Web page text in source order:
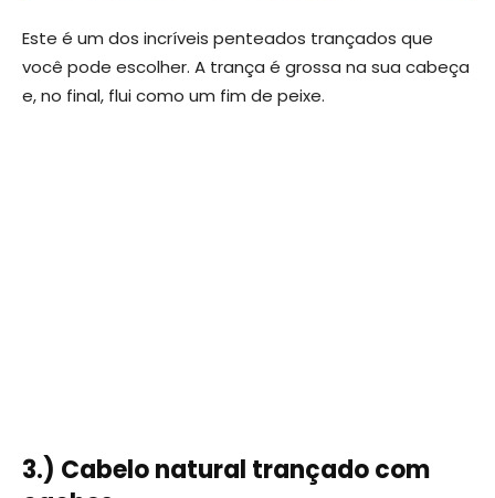
Este é um dos incríveis penteados trançados que
você pode escolher. A trança é grossa na sua cabeça
e, no final, flui como um fim de peixe.
3.) Cabelo natural trançado com